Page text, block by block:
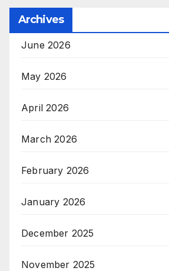
Archives
June 2026
May 2026
April 2026
March 2026
February 2026
January 2026
December 2025
November 2025